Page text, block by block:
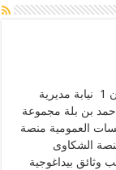
المنصات المتاحة على الموقع الالكتروني لجامعة وهران 1 نيابة مديرية
للطورين الاول والثاني توفر جامعة وهران 1 أحمد بن بلة مجموعة
العمومية منصة
الشكاوى
جامعة وهران 1 منصة طلب وثائق بيداغوجية